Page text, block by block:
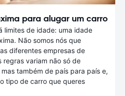
para alugar um carro
limites de idade: uma idade
Não somos nós que
diferentes empresas de
regras variam não só de
também de país para país e,
tipo de carro que queres